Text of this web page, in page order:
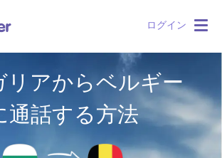
ログイン
リアからベルギー
通話する方法